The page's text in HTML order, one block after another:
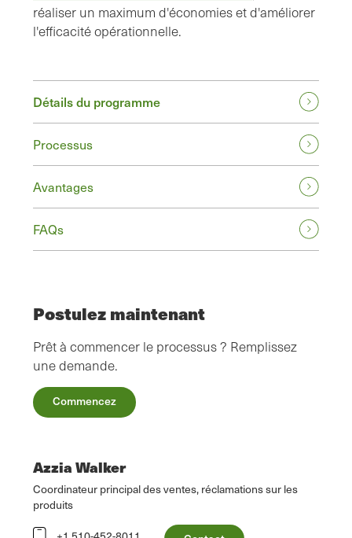
réaliser un maximum d'économies et d'améliorer
l'efficacité opérationnelle.
Détails du programme
Processus
Avantages
FAQs
Postulez maintenant
Prêt à commencer le processus ? Remplissez
une demande.
Commencez
Azzia Walker
Coordinateur principal des ventes, réclamations sur les
produits